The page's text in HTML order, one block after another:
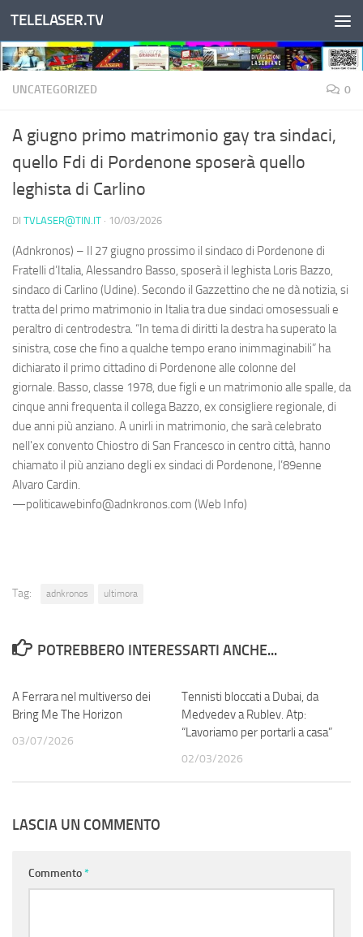
Salta al contenuto
TELELASER.TV
UNCATEGORIZED 0
A giugno primo matrimonio gay tra sindaci,
quello Fdi di Pordenone sposerà quello
leghista di Carlino
DI TVLASER@TIN.IT · 10/03/2026
(Adnkronos) – Il 27 giugno prossimo il sindaco di Pordenone di
Fratelli d’Italia, Alessandro Basso, sposerà il leghista Loris Bazzo,
sindaco di Carlino (Udine). Secondo il Gazzettino che ne dà notizia, si
tratta del primo matrimonio in Italia tra due sindaci omosessuali e
peraltro di centrodestra. “In tema di diritti la destra ha superato la
sinistra, cose che fino a qualche tempo erano inimmaginabili” ha
dichiarato il primo cittadino di Pordenone alle colonne del
giornale. Basso, classe 1978, due figli e un matrimonio alle spalle, da
cinque anni frequenta il collega Bazzo, ex consigliere regionale, di
due anni più anziano. A unirli in matrimonio, che sarà celebrato
nell'ex convento Chiostro di San Francesco in centro città, hanno
chiamato il più anziano degli ex sindaci di Pordenone, l’89enne
Alvaro Cardin.
—politicawebinfo@adnkronos.com (Web Info)
Tag: adnkronos ultimora
POTREBBERO INTERESSARTI ANCHE...
A Ferrara nel multiverso dei
Bring Me The Horizon
03/07/2026
Tennisti bloccati a Dubai, da
Medvedev a Rublev. Atp:
“Lavoriamo per portarli a casa”
02/03/2026
LASCIA UN COMMENTO
Commento*